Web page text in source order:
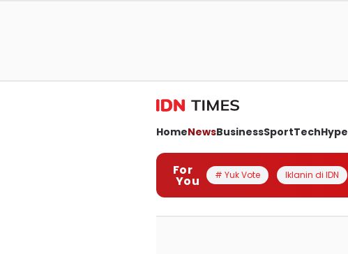
HomeNewsBusinessSportTechHype
For
You # Yuk Vote Iklanin di IDN